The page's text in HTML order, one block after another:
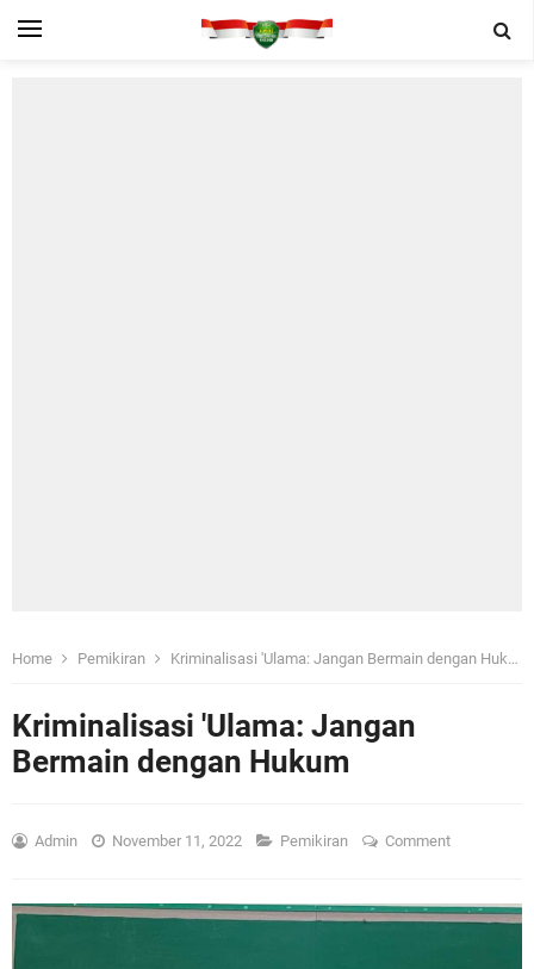
Home Pemikiran Kriminalisasi 'Ulama: Jangan Bermain dengan Hukum
Kriminalisasi 'Ulama: Jangan
Bermain dengan Hukum
Admin November 11, 2022 Pemikiran Comment